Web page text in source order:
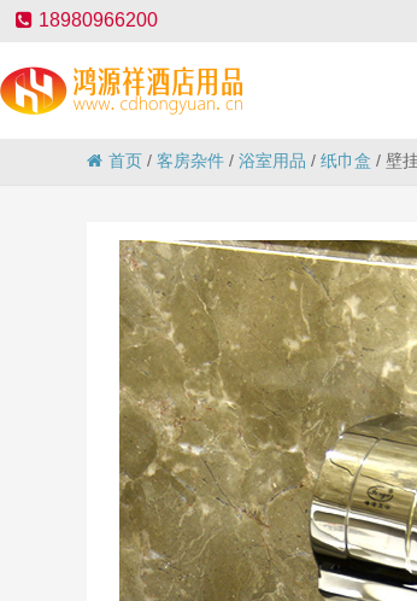
18980966200
首页 / 客房杂件 / 浴室用品 / 纸巾盒 / 壁